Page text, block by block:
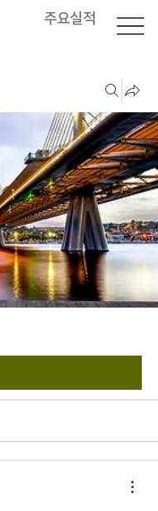
주요실적